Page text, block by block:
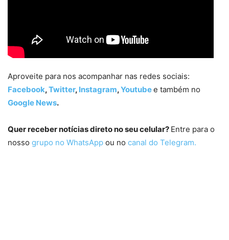
Aproveite para nos acompanhar nas redes sociais:
Facebook,Twitter, Instagram,Youtubee também no
Google News.
Quer receber notícias direto no seu celular? Entre para o
nosso grupo no WhatsApp ou no canal do Telegram.